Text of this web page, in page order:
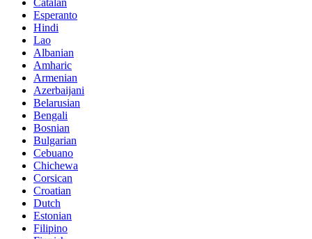
Catalan
Esperanto
Hindi
Lao
Albanian
Amharic
Armenian
Azerbaijani
Belarusian
Bengali
Bosnian
Bulgarian
Cebuano
Chichewa
Corsican
Croatian
Dutch
Estonian
Filipino